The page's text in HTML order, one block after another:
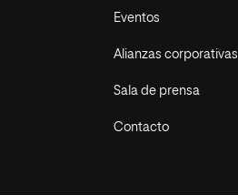
Eventos
Alianzas corporativas
Sala de prensa
Contacto